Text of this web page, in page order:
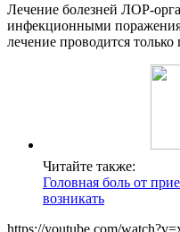
Лечение болезней ЛОР-
инфекционными
лечение проводится только
Читайте также:
Головная боль от
возникать
https://youtube.com/